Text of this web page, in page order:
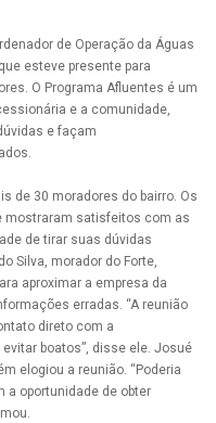
de Operação da Águas
esteve presente para
O Programa Afluentes é um
e a comunidade,
e façam
de 30 moradores do bairro. Os
mostraram satisfeitos com as
de tirar suas dúvidas
Silva, morador do Forte,
aproximar a empresa da
erradas. “A reunião
direto com a
boatos”, disse ele. Josué
elogiou a reunião. “Poderia
a oportunidade de obter